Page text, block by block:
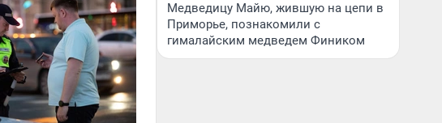
Медведицу Майю, жившую на цепи в
Приморье, познакомили с
гималайским медведем Фиником